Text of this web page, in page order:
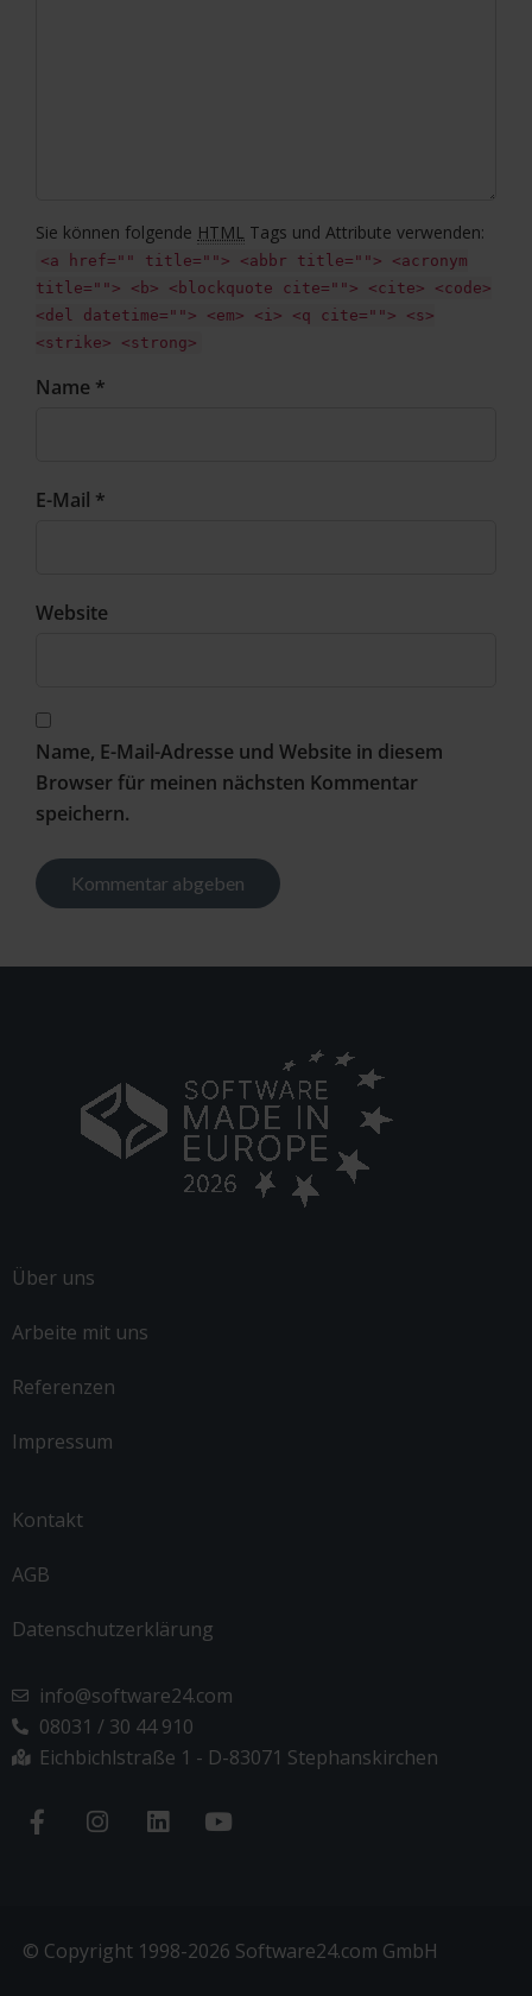
Sie können folgende HTML Tags und Attribute verwenden:
<a href="" title=""> <abbr title=""> <acronym
title=""> <b> <blockquote cite=""> <cite> <code>
<del datetime=""> <em> <i> <q cite=""> <s>
<strike> <strong>
Name *
E-Mail *
Website
Name, E-Mail-Adresse und Website in diesem
Browser für meinen nächsten Kommentar
speichern.
Über uns
Arbeite mit uns
Referenzen
Impressum
Kontakt
AGB
Datenschutzerklärung
info@software24.com
08031 / 30 44 910
Eichbichlstraße 1 - D-83071 Stephanskirchen
© Copyright 1998-2026 Software24.com GmbH